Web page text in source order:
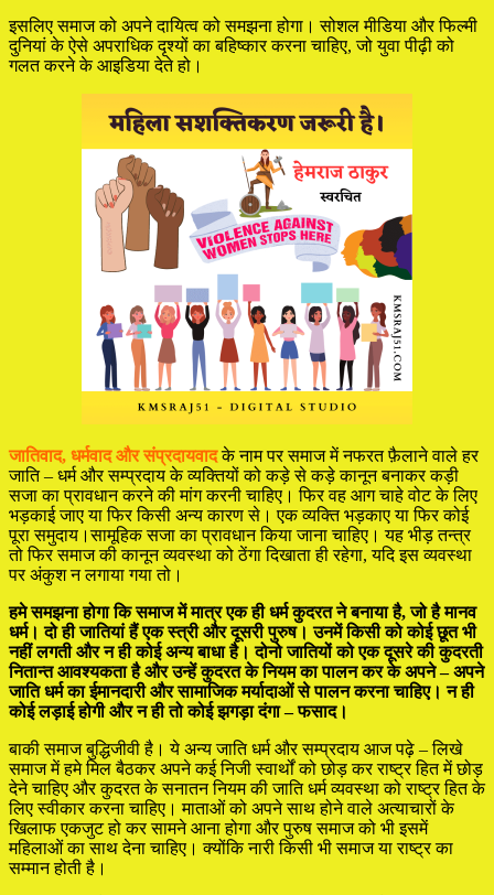
इसलिए समाज को अपने दायित्व को समझना होगा। सोशल मीडिया और फिल्मी
दुनियां के ऐसे अपराधिक दृश्यों का बहिष्कार करना चाहिए, जो युवा पीढ़ी को
गलत करने के आइडिया देते हो।
जातिवाद, धर्मवाद और संप्रदायवादके नाम पर समाज में नफरत फ़ैलाने वाले हर
जाति – धर्म और सम्प्रदाय के व्यक्तियों को कड़े से कड़े कानून बनाकर कड़ी
सजा का प्रावधान करने की मांग करनी चाहिए। फिर वह आग चाहे वोट के लिए
भड़काई जाए या फिर किसी अन्य कारण से। एक व्यक्ति भड़काए या फिर कोई
पूरा समुदाय।सामूहिक सजा का प्रावधान किया जाना चाहिए। यह भीड़ तन्त्र
तो फिर समाज की कानून व्यवस्था को ठेंगा दिखाता ही रहेगा, यदि इस व्यवस्था
पर अंकुश न लगाया गया तो।
हमे समझना होगा कि समाज में मात्र एक ही धर्म कुदरत ने बनाया है, जो है मानव
धर्म। दो ही जातियां हैं एक स्त्री और दूसरी पुरुष। उनमें किसी को कोई छूत भी
नहीं लगती और न ही कोई अन्य बाधा है। दोनो जातियों को एक दूसरे की कुदरती
नितान्त आवश्यकता है और उन्हें कुदरत के नियम का पालन कर के अपने – अपने
जाति धर्म का ईमानदारी और सामाजिक मर्यादाओं से पालन करना चाहिए। न ही
कोई लड़ाई होगी और न ही तो कोई झगड़ा दंगा – फसाद।
बाकी समाज बुद्धिजीवी है। ये अन्य जाति धर्म और सम्प्रदाय आज पढ़े – लिखे
समाज में हमे मिल बैठकर अपने कई निजी स्वार्थों को छोड़ कर राष्ट्र हित में छोड़
देने चाहिए और कुदरत के सनातन नियम की जाति धर्म व्यवस्था को राष्ट्र हित के
लिए स्वीकार करना चाहिए। माताओं को अपने साथ होने वाले अत्याचारों के
खिलाफ एकजुट हो कर सामने आना होगा और पुरुष समाज को भी इसमें
महिलाओं का साथ देना चाहिए। क्योंकि नारी किसी भी समाज या राष्ट्र का
सम्मान होती है।